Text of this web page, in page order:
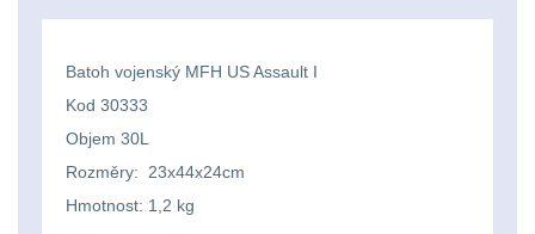
baterie
Svítilny
pro
21700
baterie
Peněženky
Doplňky
Lovecké svítilny1
Nabíjacie baterky6
Svietidlá s magnetom
Svietidlá CRI≥90
Batoh vojenský MFH US Assault I
Kod 30333
Objem 30L
Rozměry: 23x44x24cm
Hmotnost: 1,2 kg